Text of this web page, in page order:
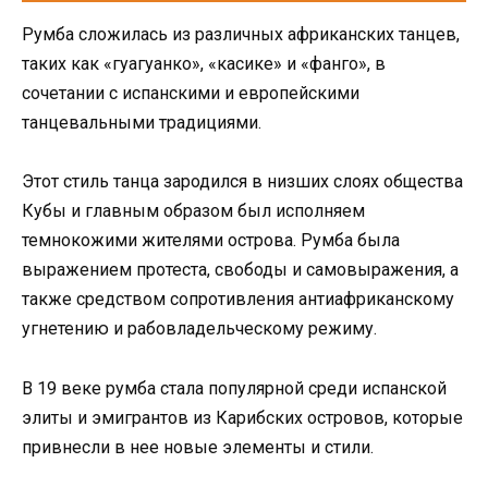
Румба сложилась из различных африканских танцев,
таких как «гуагуанко», «касике» и «фанго», в
сочетании с испанскими и европейскими
танцевальными традициями.
Этот стиль танца зародился в низших слоях общества
Кубы и главным образом был исполняем
темнокожими жителями острова. Румба была
выражением протеста, свободы и самовыражения, а
также средством сопротивления антиафриканскому
угнетению и рабовладельческому режиму.
В 19 веке румба стала популярной среди испанской
элиты и эмигрантов из Карибских островов, которые
привнесли в нее новые элементы и стили.